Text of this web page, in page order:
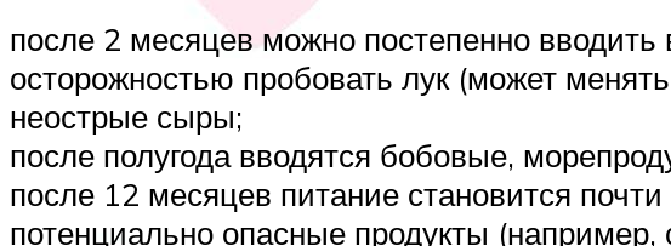
после 2 месяцев можно постепенно
осторожностью пробовать лук (может
неострые сыры;
после полугода вводятся бобовые,
после 12 месяцев питание становится
потенциально опасные продукты